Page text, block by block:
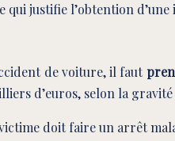
justifie l’obtention
de voiture, il faut
d’euros, selon la
doit faire un arrêt